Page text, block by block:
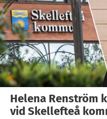
Helena Renström
vid Skellefteå